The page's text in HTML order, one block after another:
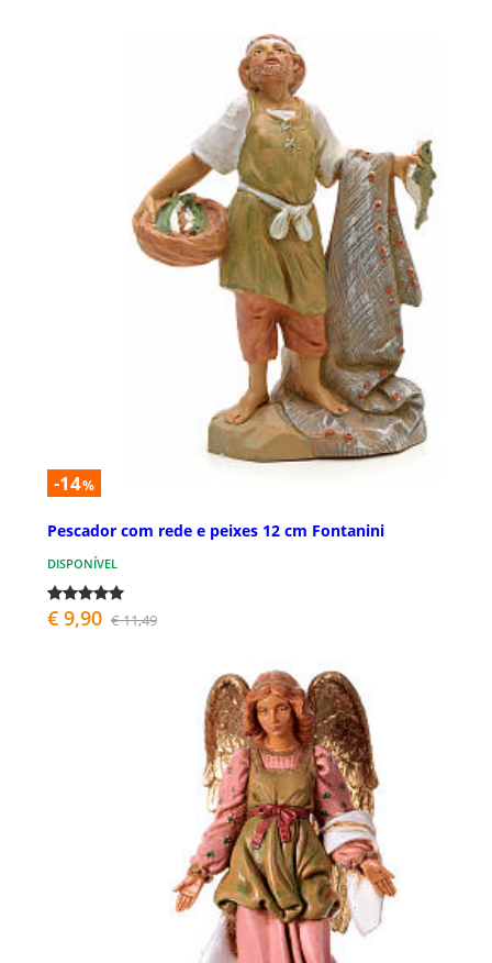
-14%
Pescador com rede e peixes 12 cm Fontanini
DISPONÍVEL
€ 9,90 € 11,49